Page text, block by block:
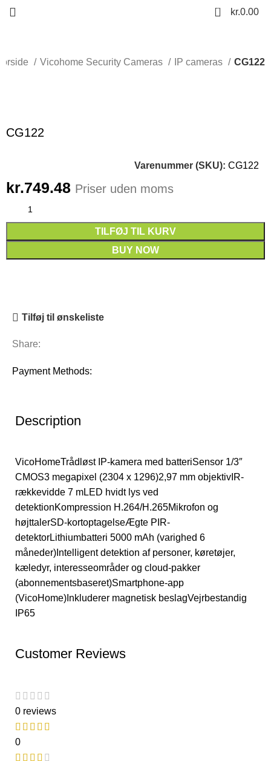
0 kr.0.00
Vicohome Security Cameras IP cameras CG122
CG122
Varenummer (SKU): CG122
kr.749.48 Priser uden moms
TILFØJ TIL KURV
BUY NOW
Tilføj til ønskeliste
Share:
Payment Methods:
Description
VicoHomeTrådløst IP-kamera med batteriSensor 1/3″
CMOS3 megapixel (2304 x 1296)2,97 mm objektivIR-
rækkevidde 7 mLED hvidt lys ved
detektionKompression H.264/H.265Mikrofon og
højttalerSD-kortoptagelseÆgte PIR-
detektorLithiumbatteri 5000 mAh (varighed 6
måneder)Intelligent detektion af personer, køretøjer,
kæledyr, interesseområder og cloud-pakker
(abonnementsbaseret)Smartphone-app
(VicoHome)Inkluderer magnetisk beslagVejrbestandig
IP65
Customer Reviews
0 reviews
0